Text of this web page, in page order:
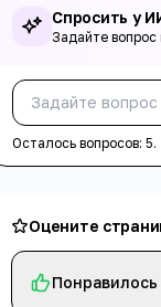
Спросить у
Задайте вопрос
Осталось вопросов:5.
Оцените
Понравилось